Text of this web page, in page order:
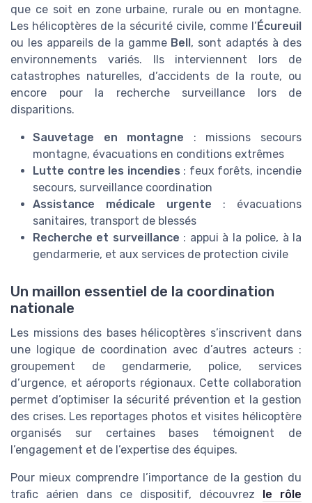
que ce soit en zone urbaine, rurale ou en montagne.
Les hélicoptères de la sécurité civile, comme l’Écureuil
ou les appareils de la gamme Bell, sont adaptés à des
environnements variés. Ils interviennent lors de
catastrophes naturelles, d’accidents de la route, ou
encore pour la recherche surveillance lors de
disparitions.
Sauvetage en montagne : missions secours
montagne, évacuations en conditions extrêmes
Lutte contre les incendies : feux forêts, incendie
secours, surveillance coordination
Assistance médicale urgente : évacuations
sanitaires, transport de blessés
Recherche et surveillance : appui à la police, à la
gendarmerie, et aux services de protection civile
Un maillon essentiel de la coordination
nationale
Les missions des bases hélicoptères s’inscrivent dans
une logique de coordination avec d’autres acteurs :
groupement de gendarmerie, police, services
d’urgence, et aéroports régionaux. Cette collaboration
permet d’optimiser la sécurité prévention et la gestion
des crises. Les reportages photos et visites hélicoptère
organisés sur certaines bases témoignent de
l’engagement et de l’expertise des équipes.
Pour mieux comprendre l’importance de la gestion du
trafic aérien dans ce dispositif, découvrez le rôle